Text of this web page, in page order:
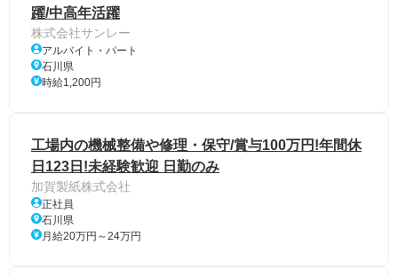
躍/中高年活躍
株式会社サンレー
アルバイト・パート
石川県
時給1,200円
工場内の機械整備や修理・保守/賞与100万円!年間休
日123日!未経験歓迎 日勤のみ
加賀製紙株式会社
正社員
石川県
月給20万円～24万円